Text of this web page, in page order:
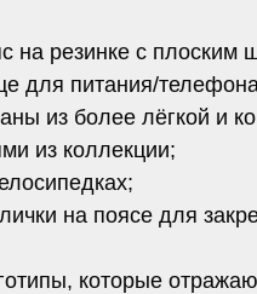
на резинке с плоским
для питания/
из более лёгкой и
из коллекции;
на поясе для
которые